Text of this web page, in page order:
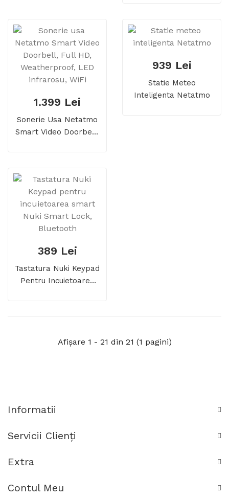
1.399 Lei
Sonerie Usa Netatmo
Smart Video Doorbell,
939 Lei
Statie Meteo
Inteligenta Netatmo
389 Lei
Tastatura Nuki Keypad
Pentru Incuietoarea
Afişare 1 - 21 din 21 (1 pagini)
Informatii
Servicii Clienţi
Extra
Contul Meu